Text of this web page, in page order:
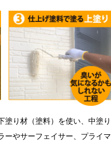
り材（塗料）を使い、中塗り
ーやサーフェイサー、プライマ